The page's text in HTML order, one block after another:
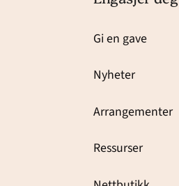
Gi en gave
Nyheter
Arrangementer
Ressurser